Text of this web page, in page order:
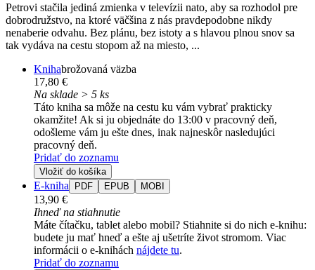
Petrovi stačila jediná zmienka v televízii nato, aby sa rozhodol pre
dobrodružstvo, na ktoré väčšina z nás pravdepodobne nikdy
nenaberie odvahu. Bez plánu, bez istoty a s hlavou plnou snov sa
tak vydáva na cestu stopom až na miesto, ...
Knihabrožovaná väzba
17,80 €
Na sklade > 5 ks
Táto kniha sa môže na cestu ku vám vybrať prakticky
okamžite! Ak si ju objednáte do 13:00 v pracovný deň,
odošleme vám ju ešte dnes, inak najneskôr nasledujúci
pracovný deň.
Pridať do zoznamu
Vložiť do košíka
E-kniha PDF EPUB MOBI
13,90 €
Ihneď na stiahnutie
Máte čítačku, tablet alebo mobil? Stiahnite si do nich e-knihu:
budete ju mať hneď a ešte aj ušetríte život stromom. Viac
informácii o e-knihách nájdete tu.
Pridať do zoznamu